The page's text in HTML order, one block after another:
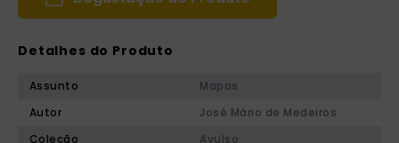
Detalhes do Produto
Assunto
Mapas
Autor
José Mário de Medeiros
Coleção
Avulso